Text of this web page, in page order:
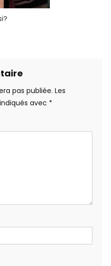
pas publiée. Les
avec *